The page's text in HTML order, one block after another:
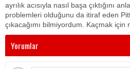
ayrılık acısıyla nasıl başa çıktığını
problemleri olduğunu da itiraf eden
çıkacağımı bilmiyordum. Kaçmak için
Yorumlar